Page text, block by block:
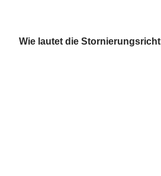
Wie lautet die